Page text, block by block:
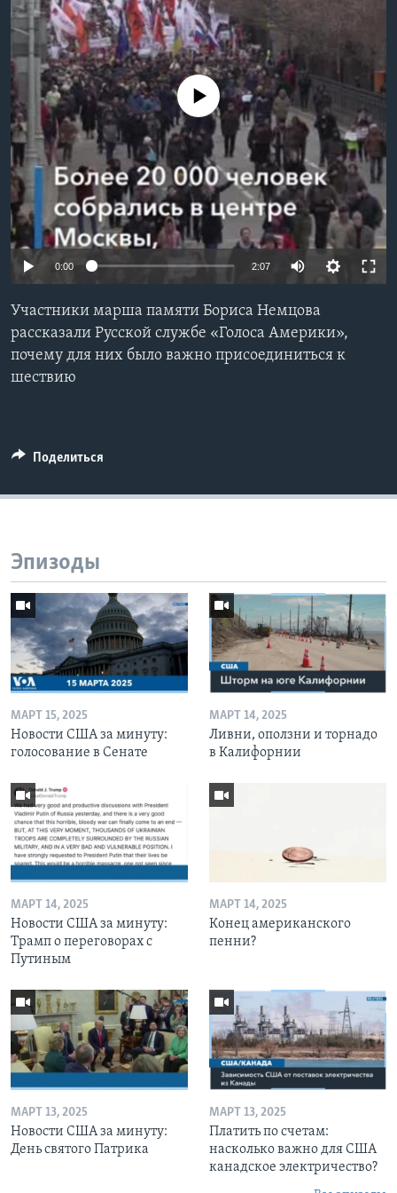
Learning English
СОЦИАЛЬНЫЕ СЕТИ
Языки
No media source currently available
0:00 2:07
Участники марша памяти Бориса Немцова
рассказали Русской службе «Голоса Америки»,
почему для них было важно присоединиться к
шествию
Поделиться
Эпизоды
МАРТ 15, 2025
Новости США за минуту:
голосование в Сенате
МАРТ 14, 2025
Ливни, оползни и торнадо
в Калифорнии
МАРТ 14, 2025
Новости США за минуту:
Трамп о переговорах с
Путиным
МАРТ 14, 2025
Конец американского
пенни?
МАРТ 13, 2025
Новости США за минуту:
День святого Патрика
МАРТ 13, 2025
Платить по счетам:
насколько важно для США
канадское электричество?